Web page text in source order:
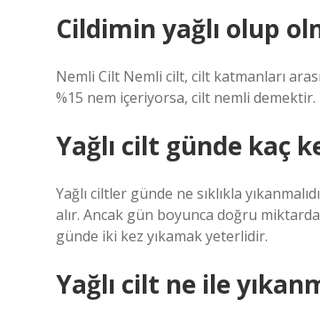
Cildimin yağlı olup
Nemli Cilt Nemli cilt, cilt katmanları
%15 nem içeriyorsa, cilt nemli demektir.
Yağlı cilt günde kaç
Yağlı ciltler günde ne sıklıkla
alır. Ancak gün boyunca doğru
günde iki kez yıkamak yeterlidir.
Yağlı cilt ne ile